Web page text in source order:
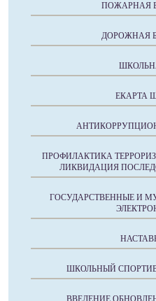
ПОЖАРНАЯ
ДОРОЖНАЯ
ЕКАРТА
ПРОФИЛАКТИКА
ЛИКВИДАЦИЯ
ГОСУДАРСТВЕННЫЕ И
ШКОЛЬНЫЙ
ВВЕДЕНИЕ